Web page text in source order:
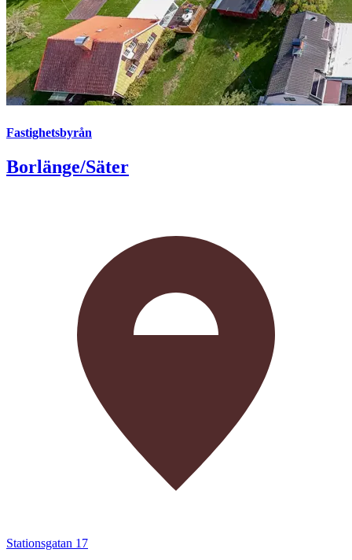
Fastighetsbyrån
Borlänge/Säter
Stationsgatan 17